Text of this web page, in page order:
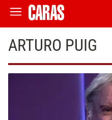
ARTURO PUIG